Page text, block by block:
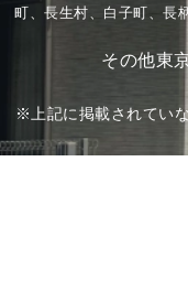
町、長生村、白子町、長
その他東
※上記に掲載されてい